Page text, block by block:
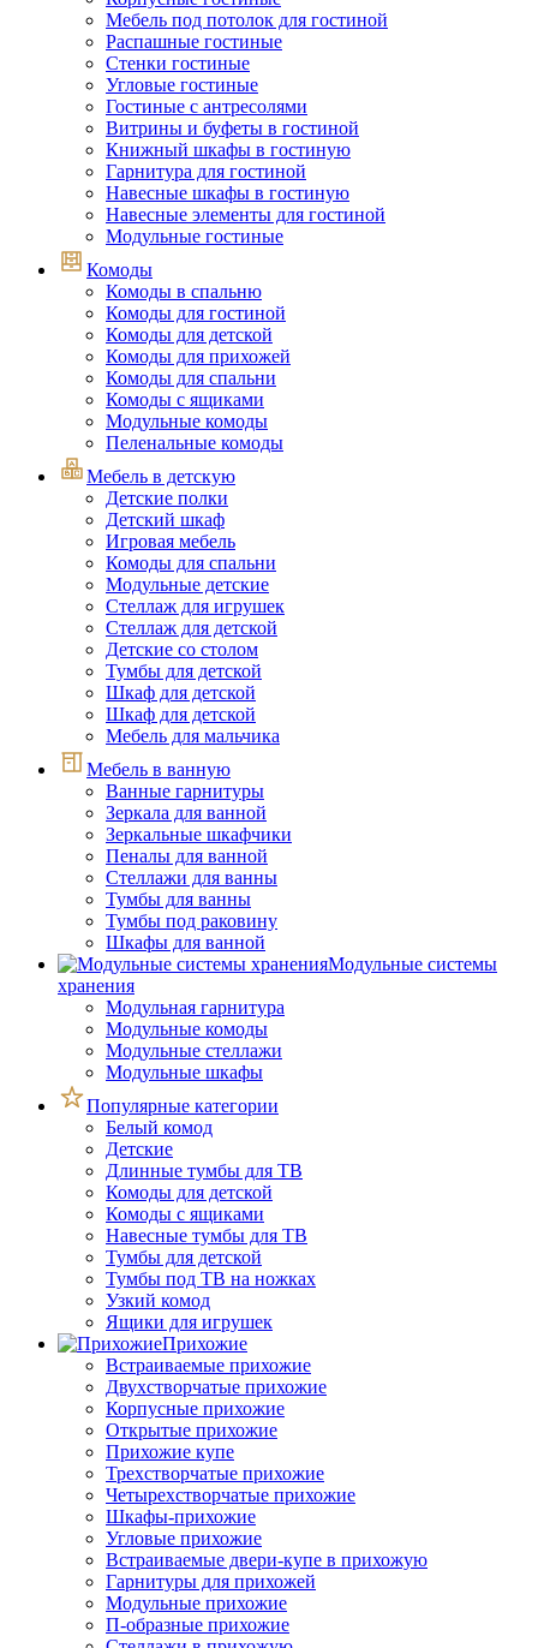
Мебель под потолок для гостиной
Распашные гостиные
Стенки гостиные
Угловые гостиные
Гостиные с антресолями
Витрины и буфеты в гостиной
Книжный шкафы в гостиную
Гарнитура для гостиной
Навесные шкафы в гостиную
Навесные элементы для гостиной
Модульные гостиные
Комоды
Комоды в спальню
Комоды для гостиной
Комоды для детской
Комоды для прихожей
Комоды для спальни
Комоды с ящиками
Модульные комоды
Пеленальные комоды
Мебель в детскую
Детские полки
Детский шкаф
Игровая мебель
Комоды для спальни
Модульные детские
Стеллаж для игрушек
Стеллаж для детской
Детские со столом
Тумбы для детской
Шкаф для детской
Шкаф для детской
Мебель для мальчика
Мебель в ванную
Ванные гарнитуры
Зеркала для ванной
Зеркальные шкафчики
Пеналы для ванной
Стеллажи для ванны
Тумбы для ванны
Тумбы под раковину
Шкафы для ванной
Модульные системы
хранения
Модульная гарнитура
Модульные комоды
Модульные стеллажи
Модульные шкафы
Популярные категории
Белый комод
Детские
Длинные тумбы для ТВ
Комоды для детской
Комоды с ящиками
Навесные тумбы для ТВ
Тумбы для детской
Тумбы под ТВ на ножках
Узкий комод
Ящики для игрушек
Прихожие
Встраиваемые прихожие
Двухстворчатые прихожие
Корпусные прихожие
Открытые прихожие
Прихожие купе
Трехстворчатые прихожие
Четырехстворчатые прихожие
Шкафы-прихожие
Угловые прихожие
Встраиваемые двери-купе в прихожую
Гарнитуры для прихожей
Модульные прихожие
П-образные прихожие